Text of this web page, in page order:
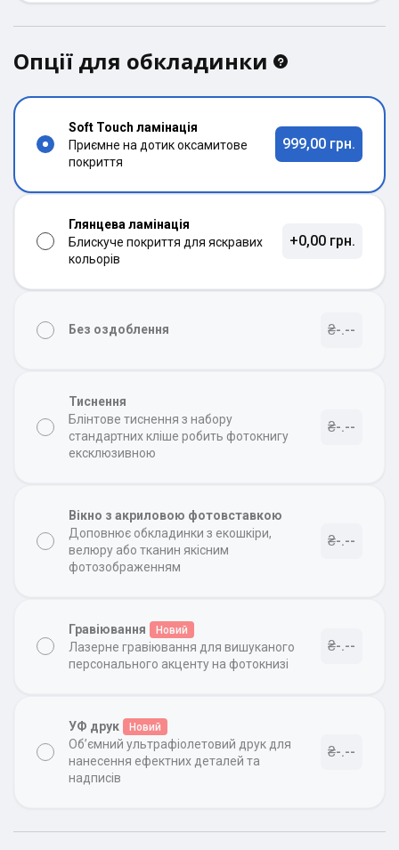
Опції для обкладинки
Soft Touch ламінація
Приємне на дотик оксамитове
покриття
999,00 грн.
Глянцева ламінація
Блискуче покриття для яскравих
кольорів
+0,00 грн.
Без оздоблення ₴-.--
Тиснення
Блінтове тиснення з набору
стандартних кліше робить фотокнигу
ексклюзивною
₴-.--
Вікно з акриловою фотовставкою
Доповнює обкладинки з екошкіри,
велюру або тканин якісним
фотозображенням
₴-.--
Гравіювання Новий
Лазерне гравіювання для вишуканого
персонального акценту на фотокнизі
₴-.--
УФ друк Новий
Об’ємний ультрафіолетовий друк для
нанесення ефектних деталей та
надписів
₴-.--